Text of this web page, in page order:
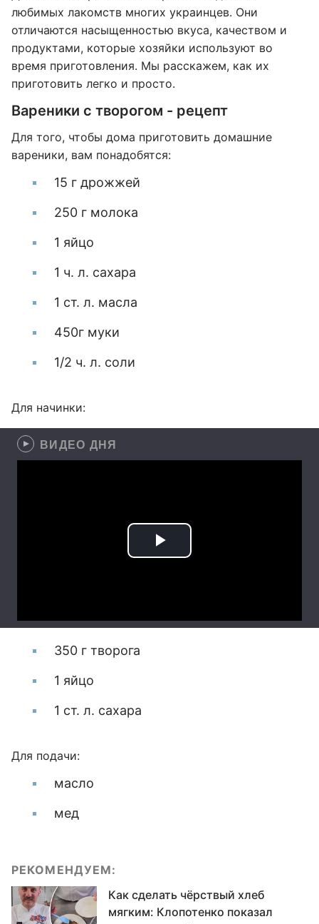
любимых лакомств многих украинцев. Они
отличаются насыщенностью вкуса, качеством и
продуктами, которые хозяйки используют во
время приготовления. Мы расскажем, как их
приготовить легко и просто.
Вареники с творогом - рецепт
Для того, чтобы дома приготовить домашние
вареники, вам понадобятся:
15 г дрожжей
250 г молока
1 яйцо
1 ч. л. сахара
1 ст. л. масла
450г муки
1/2 ч. л. соли
Для начинки:
ВИДЕО ДНЯ
350 г творога
1 яйцо
1 ст. л. сахара
Для подачи:
масло
мед
РЕКОМЕНДУЕМ:
Как сделать чёрствый хлеб
мягким: Клопотенко показал